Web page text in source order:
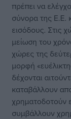
πρέπει να
σύνορα της Ε.Ε.
εισόδους. Στις
μείωση του
χώρες της
μορφή
δέχονται
καταβάλλουν
χρηματοδοτούν
συμβάλλουν